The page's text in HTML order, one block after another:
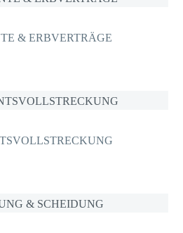
& ERBVERTRÄGE